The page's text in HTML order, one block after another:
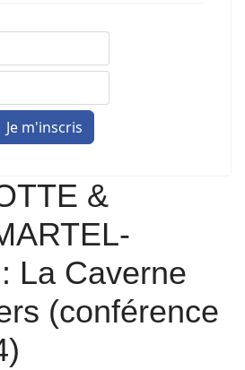
&
La Caverne
(conférence